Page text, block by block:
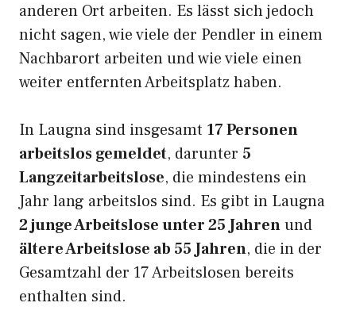
anderen Ort arbeiten. Es lässt sich jedoch
nicht sagen, wie viele der Pendler in einem
Nachbarort arbeiten und wie viele einen
weiter entfernten Arbeitsplatz haben.
In Laugna sind insgesamt 17 Personen
arbeitslos gemeldet, darunter 5
Langzeitarbeitslose, die mindestens ein
Jahr lang arbeitslos sind. Es gibt in Laugna
2 junge Arbeitslose unter 25 Jahrenund
ältere Arbeitslose ab 55 Jahren, die in der
Gesamtzahl der 17 Arbeitslosen bereits
enthalten sind.